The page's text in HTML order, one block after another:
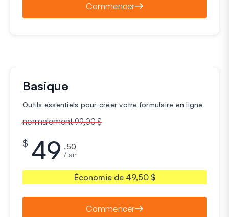
Commencer
Basique
Outils essentiels pour créer votre formulaire en ligne
normalement 99,00 $
$ 49 .50
/ an
Économie de 49,50 $
Commencer